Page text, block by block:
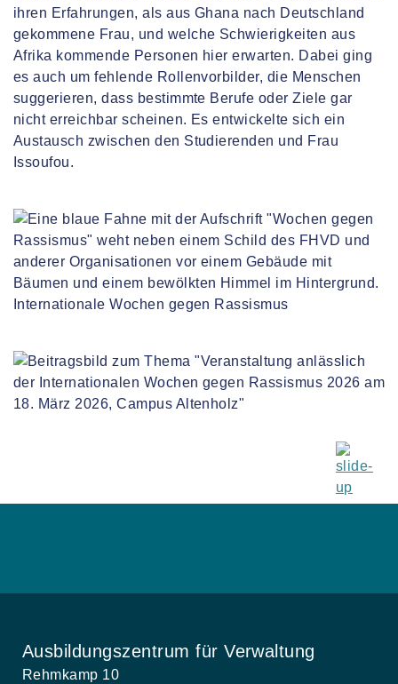
ihren Erfahrungen, als aus Ghana nach Deutschland
gekommene Frau, und welche Schwierigkeiten aus
Afrika kommende Personen hier erwarten. Dabei ging
es auch um fehlende Rollenvorbilder, die Menschen
suggerieren, dass bestimmte Berufe oder Ziele gar
nicht erreichbar scheinen. Es entwickelte sich ein
Austausch zwischen den Studierenden und Frau
Issoufou.
Internationale Wochen gegen Rassismus
Ausbildungszentrum für Verwaltung
Rehmkamp 10